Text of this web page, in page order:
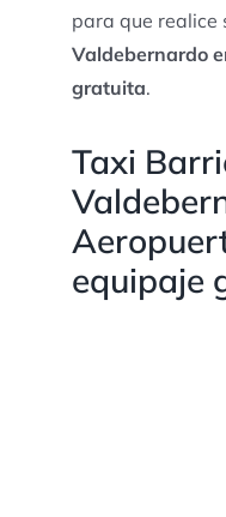
para que realice
Valdebernardo
gratuita.
Taxi
equipaje